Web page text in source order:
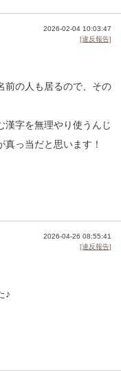
2026-02-04 10:03:47
[違反報告]
前の人も居るので、その
漢字を無理やり使うんじ
っ当だと思います！
2026-04-26 08:55:41
[違反報告]
♪